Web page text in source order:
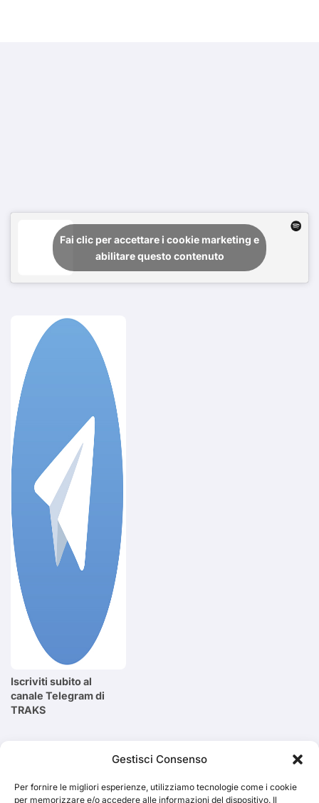
Gestisci Consenso
Per fornire le migliori esperienze, utilizziamo tecnologie come i cookie
per memorizzare e/o accedere alle informazioni del dispositivo. Il
Fai clic per accettare i cookie marketing e
abilitare questo contenuto
Iscriviti subito al
canale Telegram di
TRAKS
Cerca